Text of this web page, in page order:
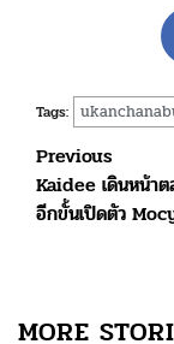
Tags:
Post
Previous
Kaidee เดินหน้า
อีกขั้นเปิดตัว
MORE